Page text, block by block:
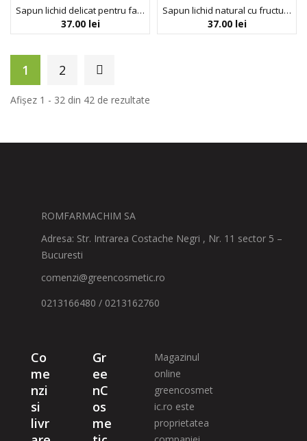
Sapun lichid delicat pentru fata si maini, ideal pentru pielea sensibila a bebelusilor, 0+ luni, Cipollino Baby Care, 250 ml
37.00 lei
Sapun lichid natural cu fructul dragonului, Faith in Nature, 400 ml
37.00 lei
1 2
Afișez 1 - 32 din 42 de rezultate
ROMFARMACHIM SA
Adresa: Str. Intrarea Costache Negri , Nr. 11 sector 5 –
Bucuresti
comenzi@greencosmetic.ro
0213166480 / 0213162760
Co
me
nzi
si
livr
Gr
ee
nC
os
me
Magazinul
online
greencosmet
ic.ro este
proprietatea